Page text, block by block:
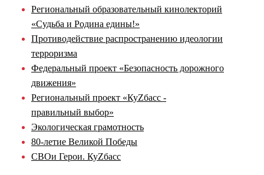
Региональный образовательный кинолекторий
«Судьба и Родина едины!»
Противодействие распространению идеологии
терроризма
Федеральный проект «Безопасность дорожного
движения»
Региональный проект «КуZбасс -
правильный выбор»
Экологическая грамотность
80-летие Великой Победы
СВОи Герои. КуZбасс